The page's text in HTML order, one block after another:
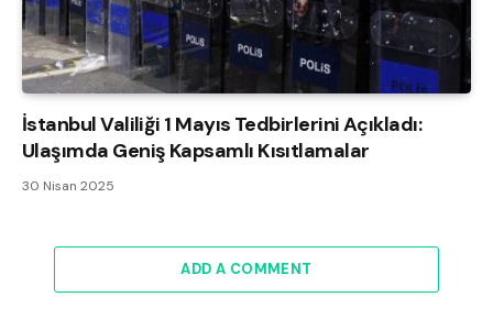
İstanbul Valiliği 1 Mayıs Tedbirlerini Açıkladı:
Ulaşımda Geniş Kapsamlı Kısıtlamalar
30 Nisan 2025
ADD A COMMENT